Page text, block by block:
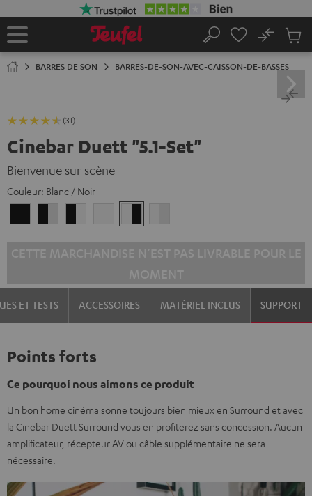
Page
Rechercher
No
du
panier
BARRES DE SON BARRES-DE-SON-AVEC-CAISSON-DE-BASSES
(31)
Cinebar Duett "5.1-Set"
Bienvenue sur scène
Couleur: Blanc / Noir
/
ET TESTS ACCESSOIRES MATÉRIEL INCLUS SUPPORT
Points forts
Ce pourquoi nous aimons ce produit
Un bon home cinéma sonne toujours bien mieux en Surround et avec
la Cinebar Duett Surround vous en profiterez sans concession. Aucun
amplificateur, récepteur AV ou câble supplémentaire ne sera
nécessaire.